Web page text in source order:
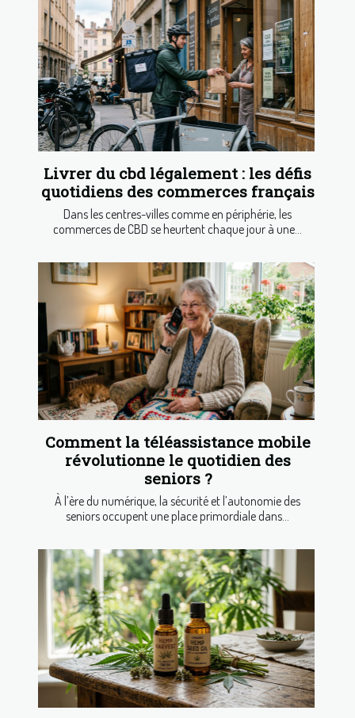
Livrer du cbd légalement : les défis
quotidiens des commerces français
Dans les centres-villes comme en périphérie, les
commerces de CBD se heurtent chaque jour à une...
Comment la téléassistance mobile
révolutionne le quotidien des
seniors ?
À l’ère du numérique, la sécurité et l’autonomie des
seniors occupent une place primordiale dans...